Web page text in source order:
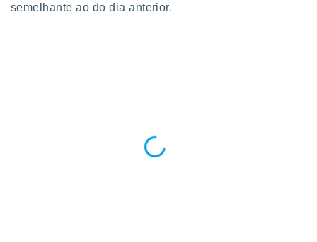
fontes,
semelhante ao do dia anterior.